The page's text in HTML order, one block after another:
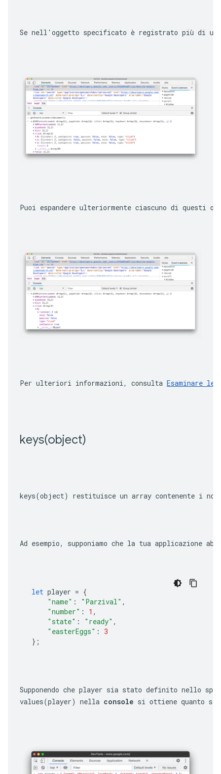
Se nell'oggetto specificato è registrato più di un
Puoi espandere ulteriormente ciascuno di questi
Per ulteriori informazioni, consulta Esaminare
keys(object)
keys(object) restituisce un array contenente i
Ad esempio, supponiamo che la tua applicazione
let player = {
"name" : "Parzival" ,
"number" : 1 ,
"state" : "ready" ,
"easterEggs" : 3
};
Supponendo che player sia stato definito nello
values(player) nella console si ottiene quanto